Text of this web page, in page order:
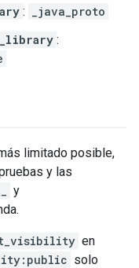
:
_java_proto
:
limitado posible,
y las
y
en
solo